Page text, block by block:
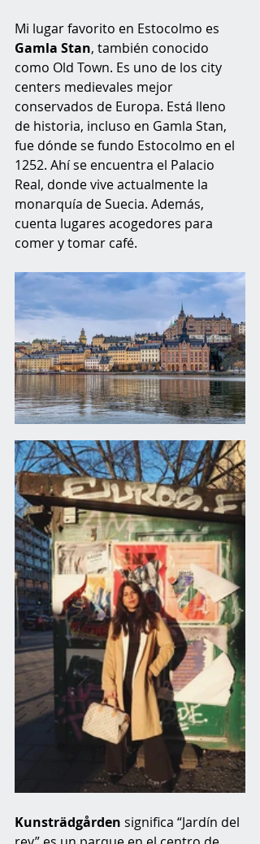
Mi lugar favorito en Estocolmo es
Gamla Stan, también conocido
como Old Town. Es uno de los city
centers medievales mejor
conservados de Europa. Está lleno
de historia, incluso en Gamla Stan,
fue dónde se fundo Estocolmo en el
1252. Ahí se encuentra el Palacio
Real, donde vive actualmente la
monarquía de Suecia. Además,
cuenta lugares acogedores para
comer y tomar café.
Kunsträdgården significa “Jardín del